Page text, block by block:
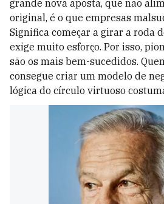
grande nova aposta, que não
original, é o que empresas
Significa começar a girar a roda
exige muito esforço. Por isso,
são os mais bem-sucedidos.
consegue criar um modelo de
lógica do círculo virtuoso